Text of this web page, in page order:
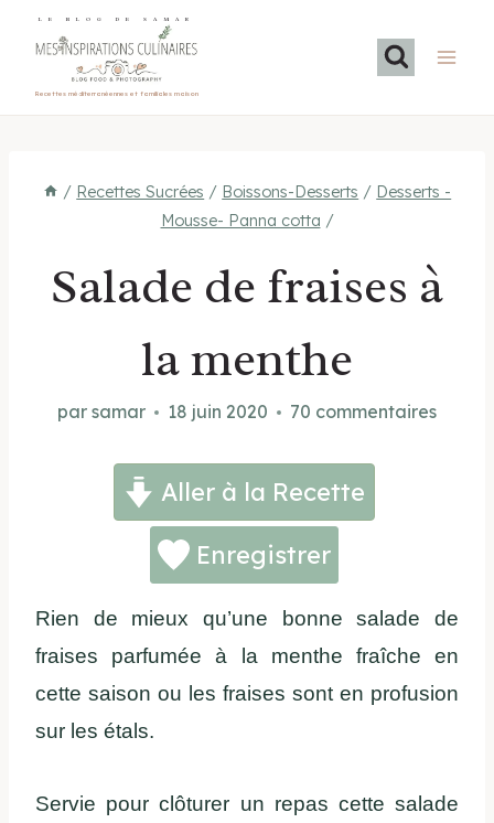
LE BLOG DE SAMAR
Recettes méditerranéennes et familiales maison
/ Recettes Sucrées / Boissons-Desserts / Desserts -
Mousse- Panna cotta /
Salade de fraises à
la menthe
par samar 18 juin 2020 70 commentaires
Aller à la Recette
Enregistrer
Rien de mieux qu’une bonne salade de
fraises parfumée à la menthe fraîche en
cette saison ou les fraises sont en profusion
sur les étals.
Servie pour clôturer un repas cette salade